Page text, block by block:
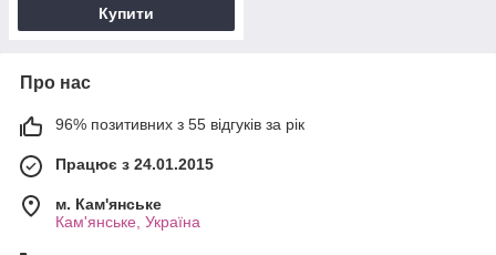
Купити
Про нас
96% позитивних з 55 відгуків за рік
Працює з 24.01.2015
м. Кам'янське
Кам'янське, Україна